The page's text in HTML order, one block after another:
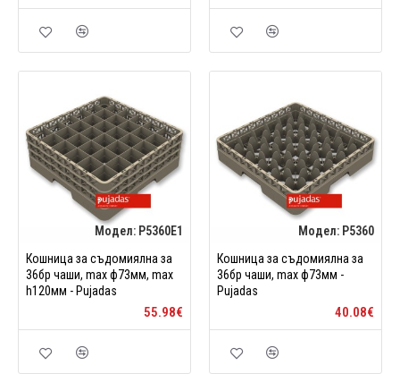
Модел: P5360E1
Кошница за съдомиялна за
36бр чаши, max ф73мм, max
h120мм - Pujadas
55.98€
Модел: P5360
Кошница за съдомиялна за
36бр чаши, max ф73мм -
Pujadas
40.08€